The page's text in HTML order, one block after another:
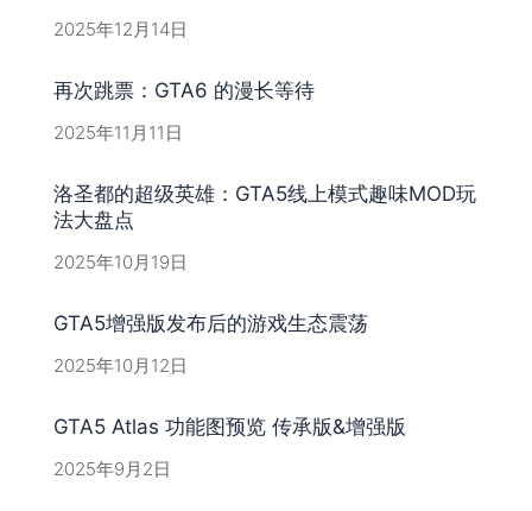
2025年12月14日
再次跳票：GTA6 的漫长等待
2025年11月11日
洛圣都的超级英雄：GTA5线上模式趣味MOD玩
法大盘点
2025年10月19日
GTA5增强版发布后的游戏生态震荡
2025年10月12日
GTA5 Atlas 功能图预览 传承版&增强版
2025年9月2日